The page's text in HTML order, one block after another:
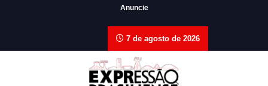
Anuncie
7 de agosto de 2026